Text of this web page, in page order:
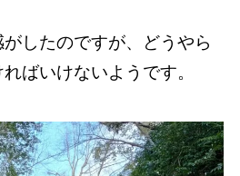
したのですが、どうやら
ばいけないようです。